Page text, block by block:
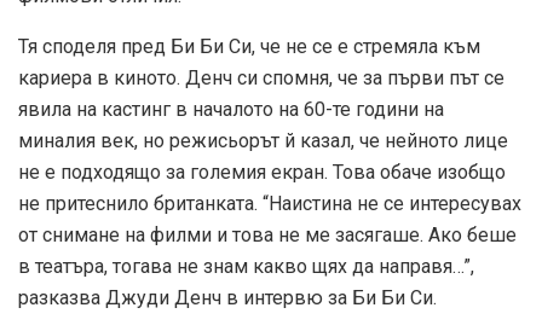
Тя споделя пред Би Би Си, че не се е стремяла към
кариера в киното. Денч си спомня, че за първи път се
явила на кастинг в началото на 60-те години на
миналия век, но режисьорът й казал, че нейното лице
не е подходящо за големия екран. Това обаче изобщо
не притеснило британката. “Наистина не се интересувах
от снимане на филми и това не ме засягаше. Ако беше
в театъра, тогава не знам какво щях да направя…”,
разказва Джуди Денч в интервю за Би Би Си.